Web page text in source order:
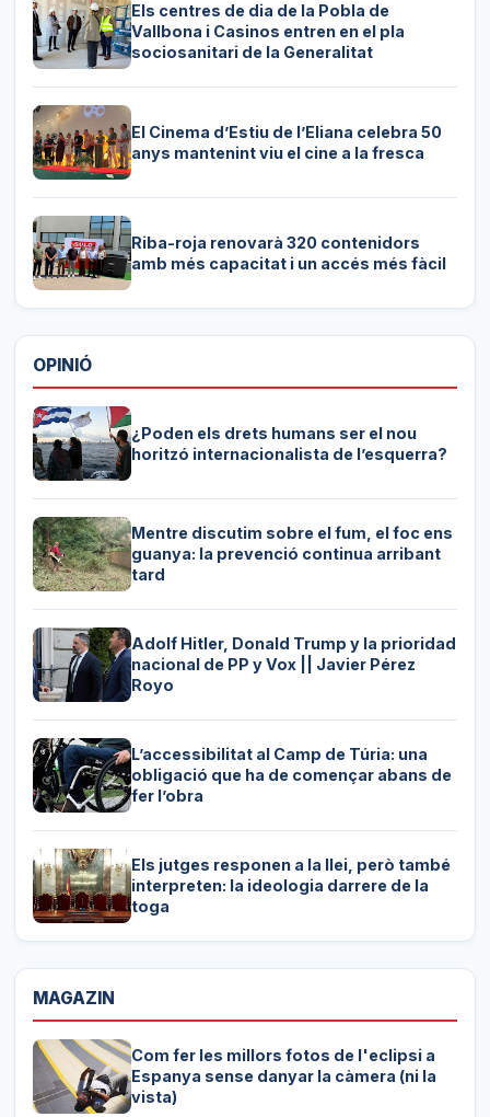
Els centres de dia de la Pobla de
Vallbona i Casinos entren en el pla
sociosanitari de la Generalitat
El Cinema d’Estiu de l’Eliana celebra 50
anys mantenint viu el cine a la fresca
Riba-roja renovarà 320 contenidors
amb més capacitat i un accés més fàcil
OPINIÓ
¿Poden els drets humans ser el nou
horitzó internacionalista de l’esquerra?
Mentre discutim sobre el fum, el foc ens
guanya: la prevenció continua arribant
tard
Adolf Hitler, Donald Trump y la prioridad
nacional de PP y Vox || Javier Pérez
Royo
L’accessibilitat al Camp de Túria: una
obligació que ha de començar abans de
fer l’obra
Els jutges responen a la llei, però també
interpreten: la ideologia darrere de la
toga
MAGAZIN
Com fer les millors fotos de l'eclipsi a
Espanya sense danyar la càmera (ni la
vista)